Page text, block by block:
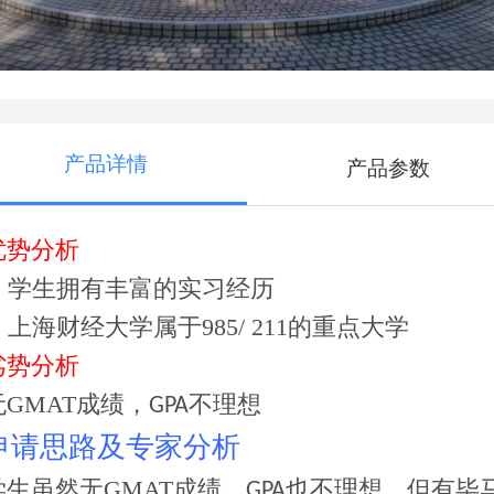
产品详情 产品参数
势分析
学生拥有丰富的实习经历
上海财经大学属于985/ 211 的重点大学
势分析
GMAT成绩， GPA不理想
请思路及专家分析